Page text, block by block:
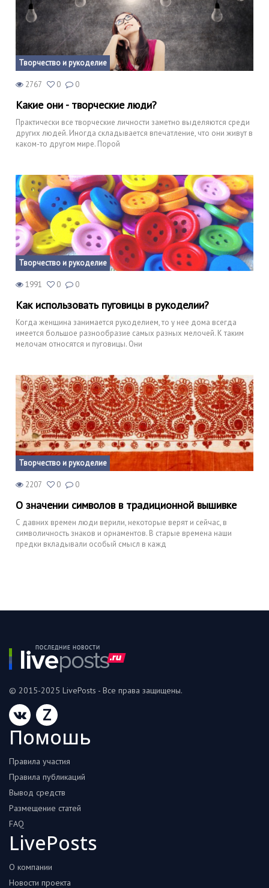
Творчество и рукоделие
2767 0 0
Какие они - творческие люди?
Практически все творческие личности заметно выделяются среди
других людей. Иногда складывается впечатление, что они живут в
каком-то другом мире. Порой
Творчество и рукоделие
1991 0 0
Как использовать пуговицы в рукоделии?
Когда женщина занимается рукоделием, то у нее дома всегда
имеется большое разнообразие самых разных мелочей. К таким
мелочам относятся и пуговицы. Они
Творчество и рукоделие
2207 0 0
О значении символов в традиционной вышивке
С давних времен люди верили, некоторые верят и сейчас, в
символичность знаков и орнаментов. В старые времена наши
предки вкладывали особый смысл в кажд
© 2015-2025 LivePosts - Все права защищены.
Z
Помошь
Правила участия
Правила публикаций
Вывод средств
Размещение статей
FAQ
LivePosts
О компании
Новости проекта